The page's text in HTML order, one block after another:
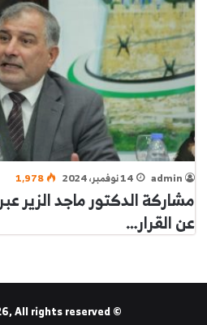
admin 14 نوفمبر، 2024 1٬978
مشاركة الدكتور ماجد الزير
عن القرار…
© Copyright 2026, All rights reserved